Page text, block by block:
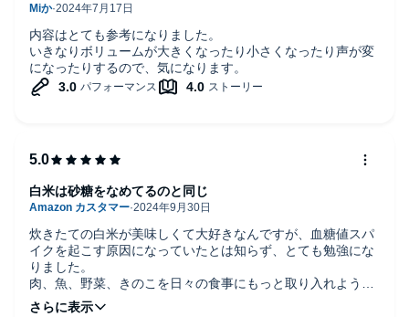
内容はとても参考になりました。
いきなりボリュームが大きくなったり小さくなったり声が変
になったりするので、気になります。
炊きたての白米が美味しくて大好きなんですが、血糖値スパ
イクを起こす原因になっていたとは知らず、とても勉強にな
りました。
肉、魚、野菜、きのこを日々の食事にもっと取り入れようと
思います。
白米は砂糖をなめてるのと同じ